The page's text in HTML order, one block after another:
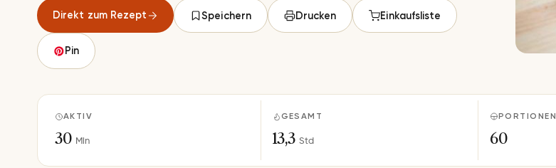
Direkt zum Rezept
Gespeichert
Speichern
Speichern Drucken Einkaufsliste
Pin
AKTIV
30 Min
GESAMT
13,3 Std
PORTIONEN
60